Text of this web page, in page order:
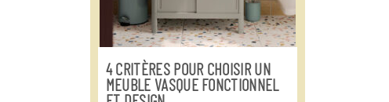
4 CRITÈRES POUR CHOISIR UN
MEUBLE VASQUE FONCTIONNEL